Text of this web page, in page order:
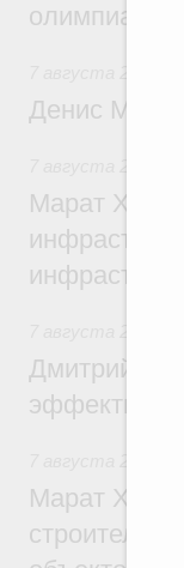
олимпиаде
Денис
Марат
Дмитрий
Марат